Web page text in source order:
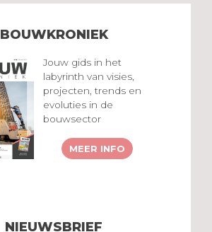
BOUWKRONIEK
Jouw gids in het
labyrinth van visies,
projecten, trends en
evoluties in de
bouwsector
MEER INFO
NIEUWSBRIEF